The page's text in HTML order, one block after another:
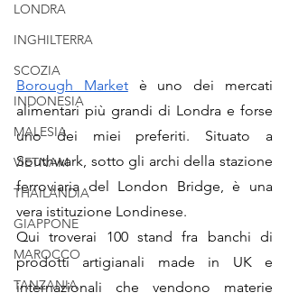
LONDRA
INGHILTERRA
SCOZIA
INDONESIA
MALESIA
VIETNAM
THAILANDIA
GIAPPONE
MAROCCO
TANZANIA
Borough Market è uno dei mercati
alimentari più grandi di Londra e forse
uno dei miei preferiti. Situato a
Southwark, sotto gli archi della stazione
ferroviaria del London Bridge, è una
vera istituzione Londinese.
Qui troverai 100 stand fra banchi di
prodotti artigianali made in UK e
internazionali che vendono materie